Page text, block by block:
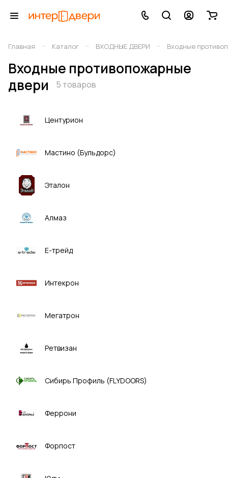
Главная – Каталог – ВХОДНЫЕ ДВЕРИ – Входные
Входные противопожарные
двери
5 товаров
Центурион
Мастино (Бульдорс)
Эталон
Алмаз
Е-трейд
Интекрон
Мегатрон
Ретвизан
Сибирь Профиль (FLYDOORS)
Феррони
Форпост